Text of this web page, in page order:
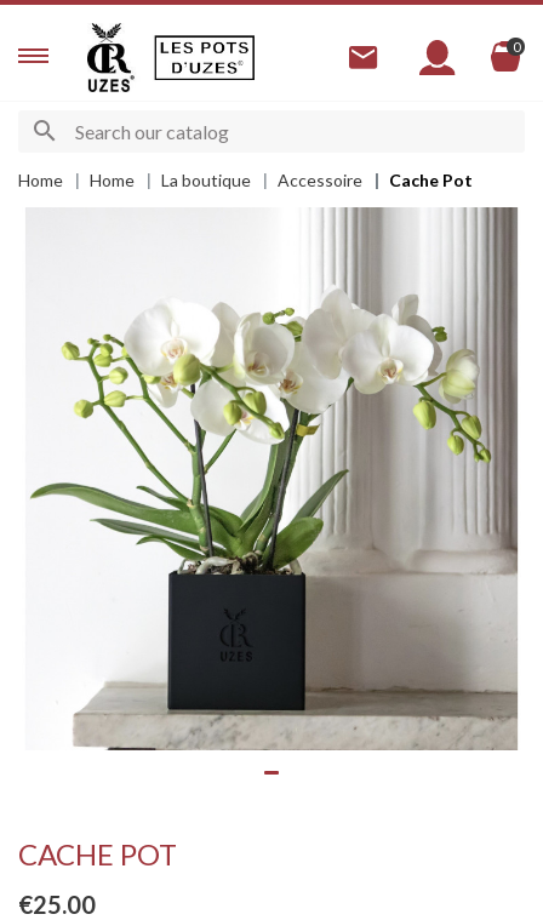
0
Home Home La boutique Accessoire Cache Pot
CACHE POT
€25.00